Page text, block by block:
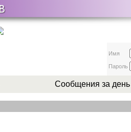
Имя
Пароль
Сообщения за день